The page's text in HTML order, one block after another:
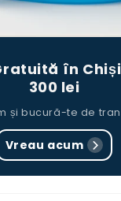
în
300 lei
și bucură-te de
Vreau acum